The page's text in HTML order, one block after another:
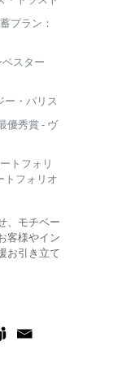
プラン：
スター
ー・パリス
優秀賞 - ヴ
トフォリ
トフォリオ
、モチベー
客様やイン
お引き立て